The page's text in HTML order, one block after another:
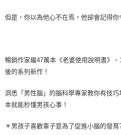
但是，你以為他心不在焉，他卻會記得
暢銷作家繼47萬本《老婆使用說明書》
後的系列新作！
洞悉「男性腦」的腦科學專家教你有技
本就能秒懂男孩心事！
＊男孩子喜歡車子是為了促進小腦的發育